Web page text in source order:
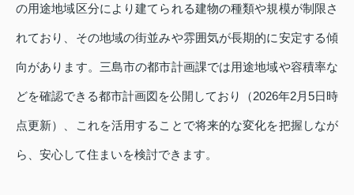
の用途地域区分により建てられる建物の種類や規模が制限さ
れており、その地域の街並みや雰囲気が長期的に安定する傾
向があります。三島市の都市計画課では用途地域や容積率な
どを確認できる都市計画図を公開しており（2026年2月5日時
点更新）、これを活用することで将来的な変化を把握しなが
ら、安心して住まいを検討できます。